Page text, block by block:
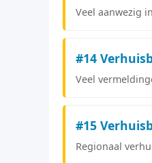
Veel aanwezig
#14
Veel
#15
Regionaal